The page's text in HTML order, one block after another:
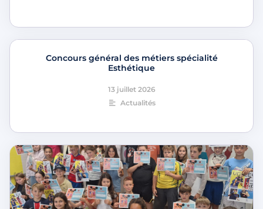
Concours général des métiers spécialité
Esthétique
13 juillet 2026
Actualités